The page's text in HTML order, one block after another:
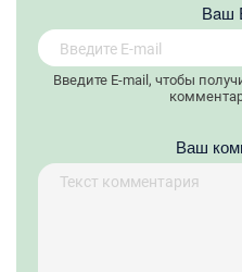
Вaш
Введите E-mail, чтобы
Ваш